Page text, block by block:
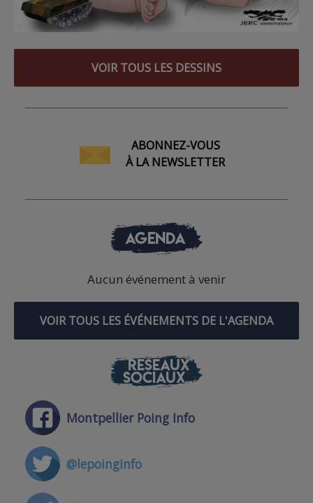
VOIR TOUS LES DESSINS
ABONNEZ-VOUS
À LA NEWSLETTER
AGENDA
Aucun événement à venir
VOIR TOUS LES ÉVÉNEMENTS DE L'AGENDA
RÉSEAUX
SOCIAUX
Montpellier Poing Info
@lepoinginfo